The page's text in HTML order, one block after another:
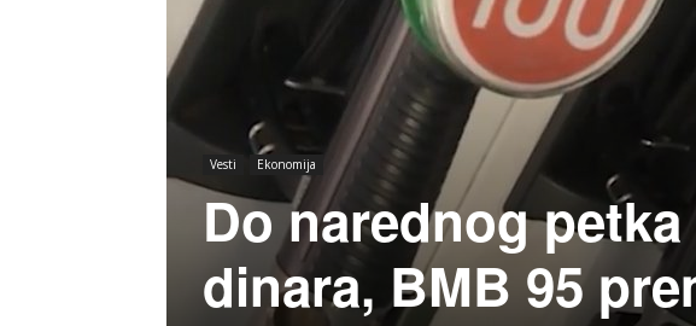
Vesti Ekonomija
Do narednog
dinara, BMB 95